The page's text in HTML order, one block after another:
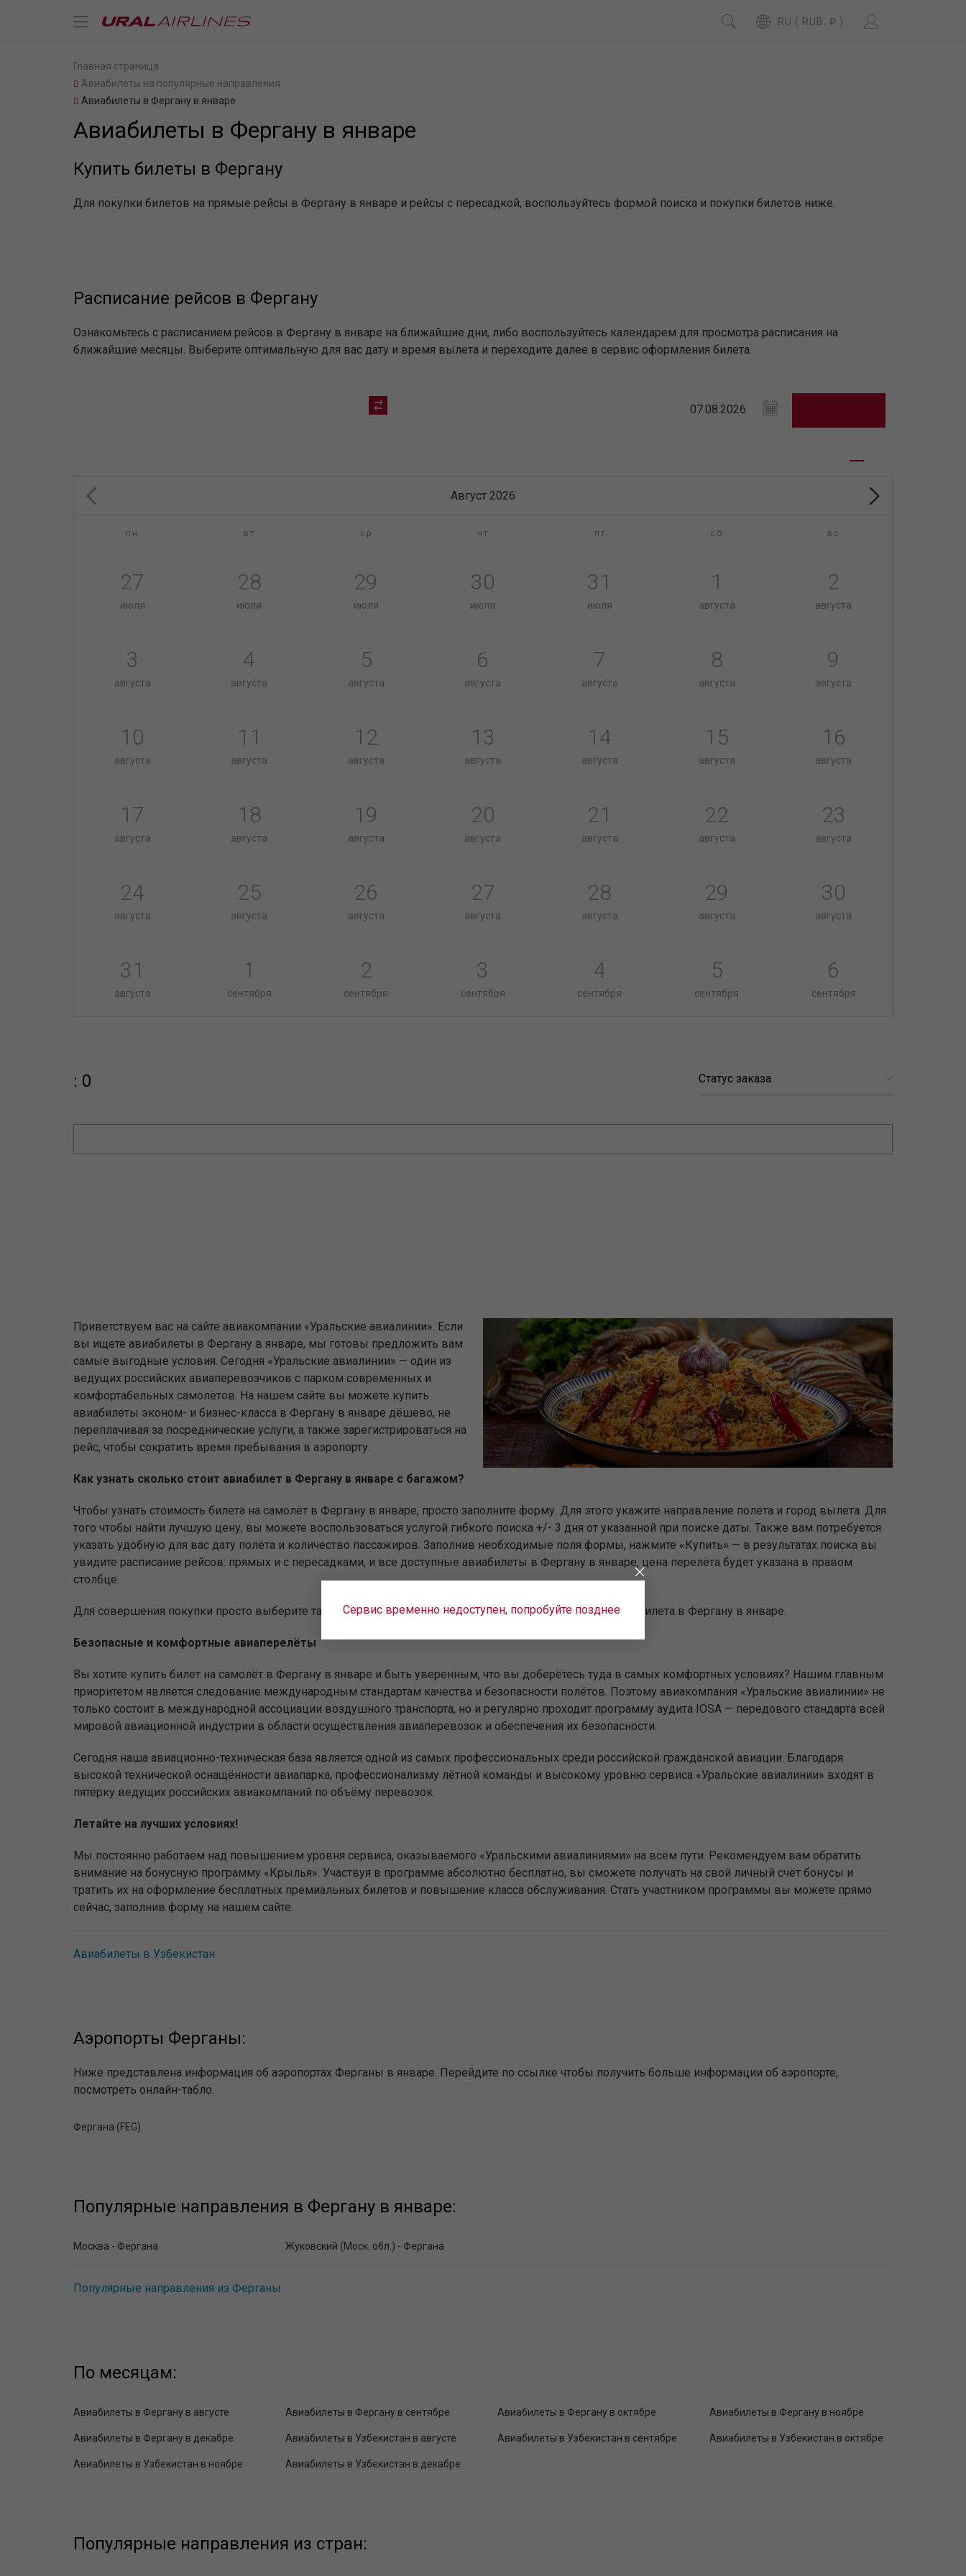
RU ( RUB, ₽ )
Главная страница
Авиабилеты на популярные направления
Авиабилеты в Фергану в январе
Авиабилеты в Фергану в январе
Купить билеты в Фергану
Для покупки билетов на прямые рейсы в Фергану в январе и рейсы с пересадкой, воспользуйтесь формой поиска и покупки билетов ниже.
Расписание рейсов в Фергану
Ознакомьтесь с расписанием рейсов в Фергану в январе на ближайшие дни, либо воспользуйтесь календарем для просмотра расписания на
ближайшие месяцы. Выберите оптимальную для вас дату и время вылета и переходите далее в сервис оформления билета.
Август 2026
пн вт ср чт пт сб вс
27
июля
28
июля
29
июля
30
июля
31
июля
1
августа
2
августа
3
августа
4
августа
5
августа
6
августа
7
августа
8
августа
9
августа
10
августа
11
августа
12
августа
13
августа
14
августа
15
августа
16
августа
17
августа
18
августа
19
августа
20
августа
21
августа
22
августа
23
августа
24
августа
25
августа
26
августа
27
августа
28
августа
29
августа
30
августа
31
августа
1
сентября
2
сентября
3
сентября
4
сентября
5
сентября
6
сентября
: 0
Приветствуем вас на сайте авиакомпании «Уральские авиалинии». Если
вы ищете авиабилеты в Фергану в январе, мы готовы предложить вам
самые выгодные условия. Сегодня «Уральские авиалинии» — один из
ведущих российских авиаперевозчиков с парком современных и
комфортабельных самолётов. На нашем сайте вы можете купить
авиабилеты эконом- и бизнес-класса в Фергану в январе дёшево, не
переплачивая за посреднические услуги, а также зарегистрироваться на
рейс, чтобы сократить время пребывания в аэропорту.
Как узнать сколько стоит авиабилет в Фергану в январе с багажом?
Чтобы узнать стоимость билета на самолёт в Фергану в январе, просто заполните форму. Для этого укажите направление полёта и город вылета. Для
того чтобы найти лучшую цену, вы можете воспользоваться услугой гибкого поиска +/- 3 дня от указанной при поиске даты. Также вам потребуется
указать удобную для вас дату полёта и количество пассажиров. Заполнив необходимые поля формы, нажмите «Купить» — в результатах поиска вы
увидите расписание рейсов: прямых и с пересадками, и все доступные авиабилеты в Фергану в январе, цена перелёта будет указана в правом
столбце.
Для совершения покупки просто выберите тариф — именно от этого во многом зависит стоимость авиабилета в Фергану в январе.
Безопасные и комфортные авиаперелёты
Вы хотите купить билет на самолёт в Фергану в январе и быть уверенным, что вы доберётесь туда в самых комфортных условиях? Нашим главным
приоритетом является следование международным стандартам качества и безопасности полётов. Поэтому авиакомпания «Уральские авиалинии» не
только состоит в международной ассоциации воздушного транспорта, но и регулярно проходит программу аудита IOSA — передового стандарта всей
мировой авиационной индустрии в области осуществления авиаперевозок и обеспечения их безопасности.
Сегодня наша авиационно-техническая база является одной из самых профессиональных среди российской гражданской авиации. Благодаря
высокой технической оснащённости авиапарка, профессионализму лётной команды и высокому уровню сервиса «Уральские авиалинии» входят в
пятёрку ведущих российских авиакомпаний по объёму перевозок.
Летайте на лучших условиях!
Мы постоянно работаем над повышением уровня сервиса, оказываемого «Уральскими авиалиниями» на всём пути. Рекомендуем вам обратить
внимание на бонусную программу «Крылья». Участвуя в программе абсолютно бесплатно, вы сможете получать на свой личный счёт бонусы и
тратить их на оформление бесплатных премиальных билетов и повышение класса обслуживания. Стать участником программы вы можете прямо
сейчас, заполнив форму на нашем сайте.
Авиабилеты в Узбекистан
Аэропорты Ферганы:
Ниже представлена информация об аэропортах Ферганы в январе. Перейдите по ссылке чтобы получить больше информации об аэропорте,
посмотреть онлайн-табло.
Фергана (FEG)
Популярные направления в Фергану в январе:
Москва - Фергана Жуковский (Моск. обл.) - Фергана
Популярные направления из Ферганы
По месяцам:
Авиабилеты в Фергану в августе Авиабилеты в Фергану в сентябре Авиабилеты в Фергану в октябре Авиабилеты в Фергану в ноябре
Авиабилеты в Фергану в декабре Авиабилеты в Узбекистан в августе Авиабилеты в Узбекистан в сентябре Авиабилеты в Узбекистан в октябре
Авиабилеты в Узбекистан в ноябре Авиабилеты в Узбекистан в декабре
Популярные направления из стран:
Сервис временно недоступен, попробуйте позднее